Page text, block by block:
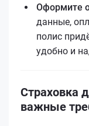
Оформите
данные,
полис
удобно и
Страховка
важные